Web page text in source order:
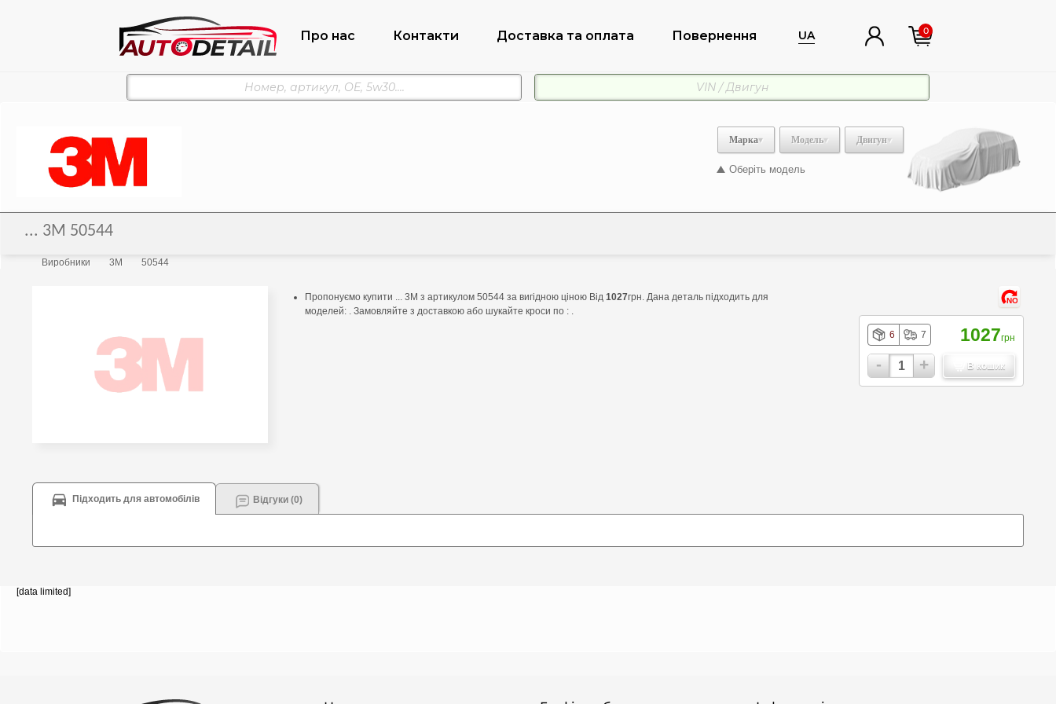
Про нас Контакти Доставка та оплата Повернення UA 0
Марка Модель Двигун
Оберіть модель
... 3M 50544
Виробники 3M 50544
Пропонуємо купити ... 3M з артикулом 50544 за вигідною ціною Від 1027грн. Дана деталь підходить для
моделей: . Замовляйте з доставкою або шукайте кроси по : .
NO
6 7 1027грн
- + В кошик
Підходить для автомобілів Відгуки (0)
[data limited]